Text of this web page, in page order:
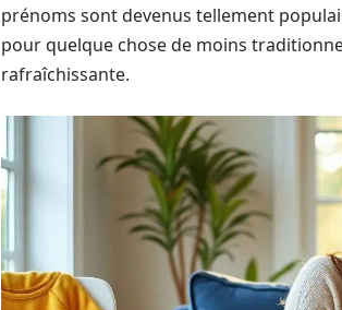
prénoms sont devenus tellement
pour quelque chose de moins
rafraîchissante.